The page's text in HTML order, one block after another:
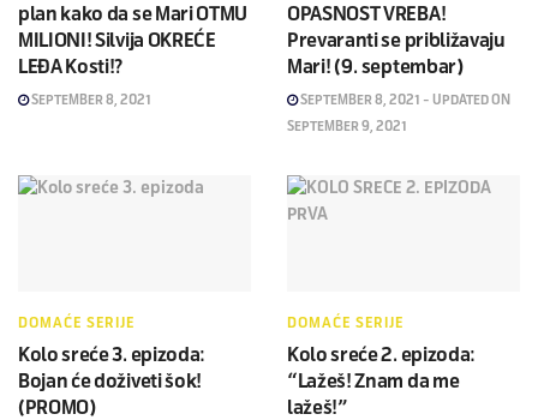
plan kako da se Mari OTMU
MILIONI! Silvija OKREĆE
LEĐA Kosti!?
SEPTEMBER 8, 2021
OPASNOST VREBA!
Prevaranti se približavaju
Mari! (9. septembar)
SEPTEMBER 8, 2021 - UPDATED ON
SEPTEMBER 9, 2021
DOMAĆE SERIJE
Kolo sreće 3. epizoda:
Bojan će doživeti šok!
(PROMO)
DOMAĆE SERIJE
Kolo sreće 2. epizoda:
“Lažeš! Znam da me
lažeš!”